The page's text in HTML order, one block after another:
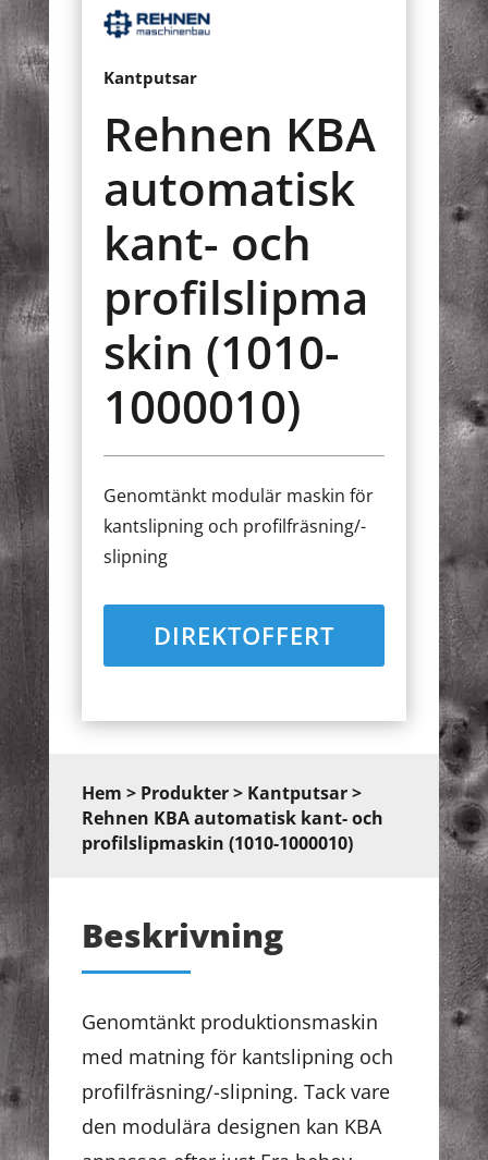
Kantputsar
Rehnen KBA
automatisk
kant- och
profilslipma
skin (1010-
1000010)
Genomtänkt modulär maskin för
kantslipning och profilfräsning/-
slipning
DIREKTOFFERT
Hem > Produkter> Kantputsar>
Rehnen KBA automatisk kant- och
profilslipmaskin (1010-1000010)
Beskrivning
Genomtänkt produktionsmaskin
med matning för kantslipning och
profilfräsning/-slipning. Tack vare
den modulära designen kan KBA